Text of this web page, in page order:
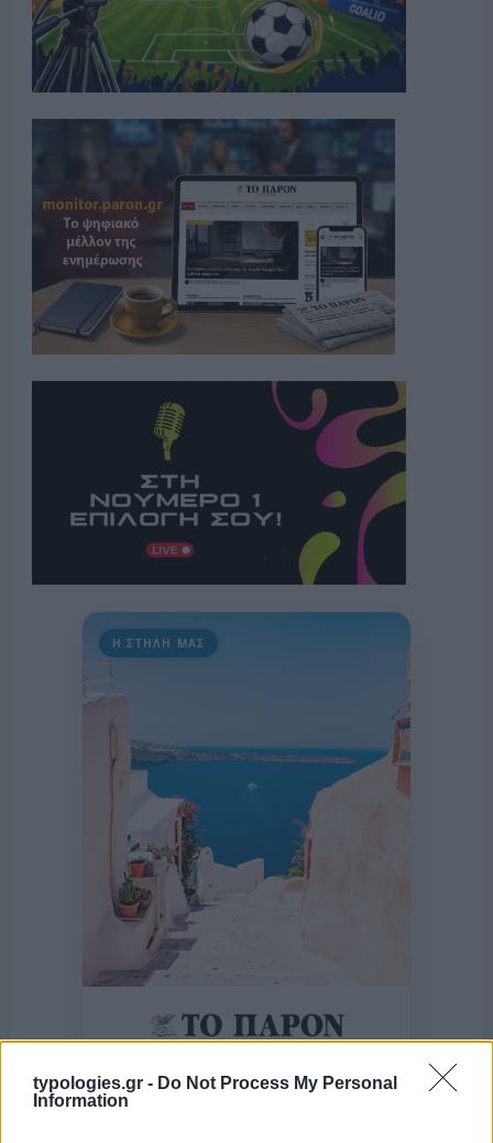
typologies.gr - Do Not Process My Personal
Information
Η ΣΤΗΛΗ ΜΑΣ
Οι άνθρωποι, οι αυθεντικές ιστορίες,